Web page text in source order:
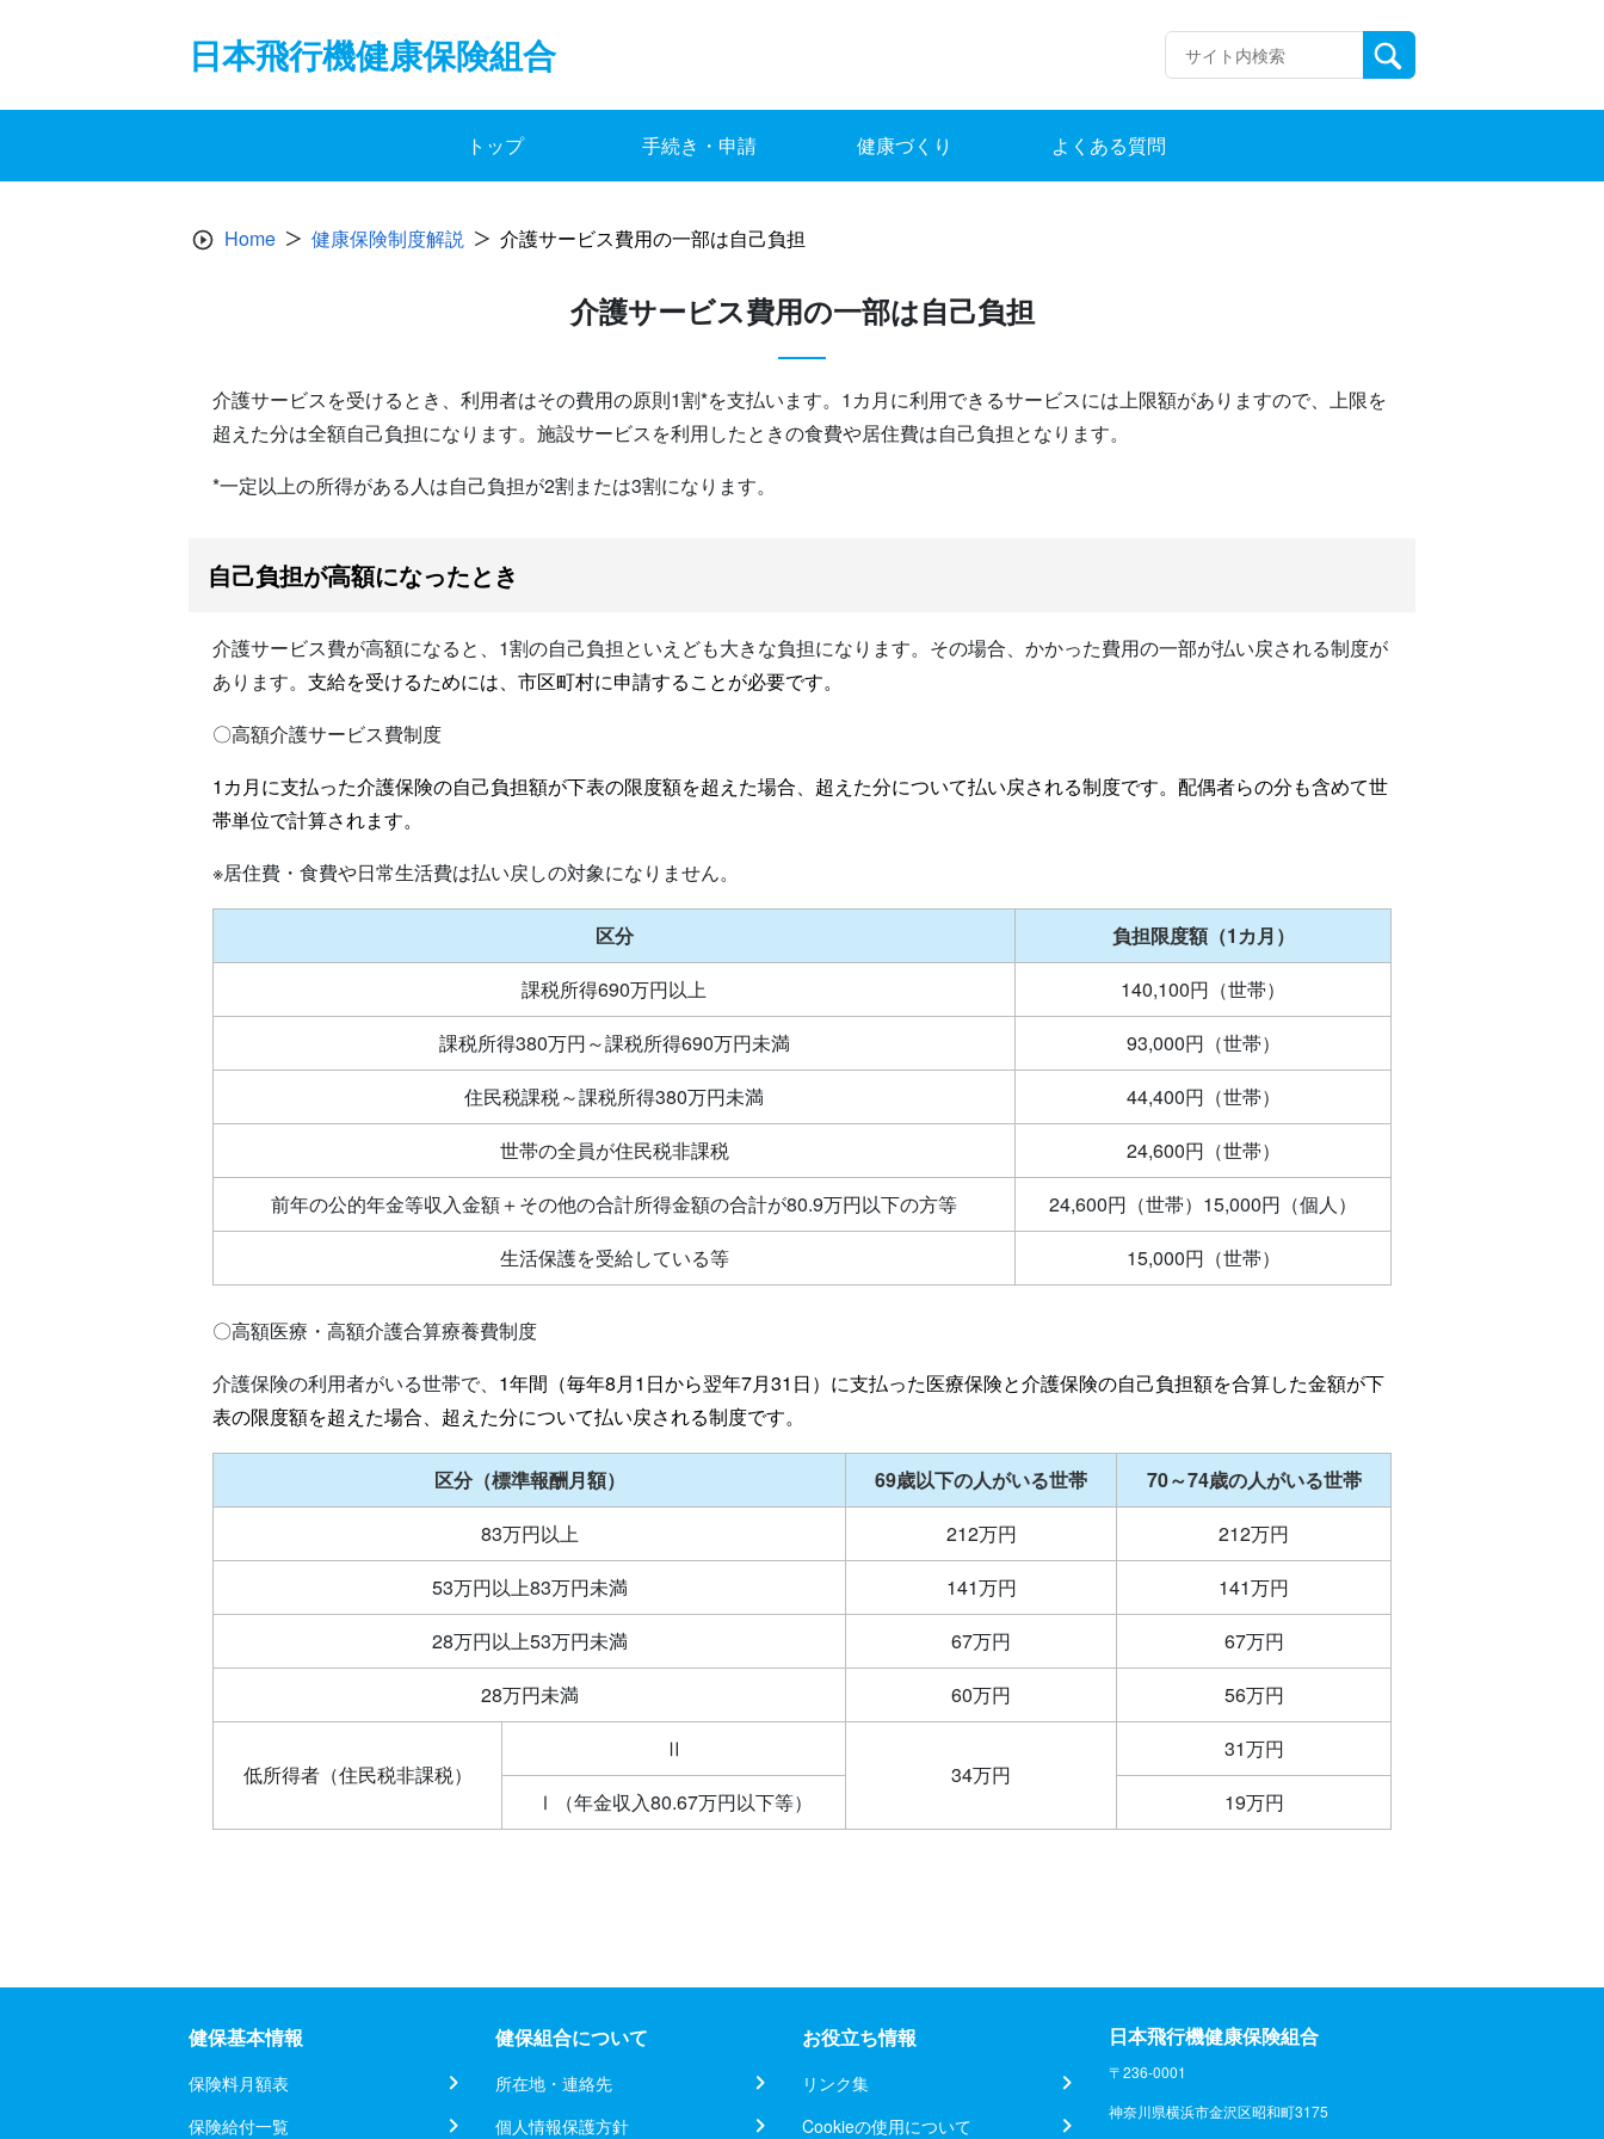
日本飛行機健康保険組合
トップ 手続き・申請 健康づくり よくある質問
Home 健康保険制度解説 介護サービス費用の一部は自己負担
介護サービス費用の一部は自己負担
介護サービスを受けるとき、利用者はその費用の原則1割*を支払います。1カ月に利用できるサービスには上限額がありますので、上限を
超えた分は全額自己負担になります。施設サービスを利用したときの食費や居住費は自己負担となります。
*一定以上の所得がある人は自己負担が2割または3割になります。
自己負担が高額になったとき
介護サービス費が高額になると、1割の自己負担といえども大きな負担になります。その場合、かかった費用の一部が払い戻される制度が
あります。 支給を受けるためには、市区町村に申請することが必要です。
〇高額介護サービス費制度
1カ月に支払った介護保険の自己負担額が下表の限度額を超えた場合、超えた分について払い戻される制度です。配偶者らの分も含めて世
帯単位で計算されます。
※居住費・食費や日常生活費は払い戻しの対象になりません。
区分
負担限度額（1カ月）
課税所得690万円以上
140,100円（世帯）
課税所得380万円～課税所得690万円未満
93,000円（世帯）
住民税課税～課税所得380万円未満
44,400円（世帯）
世帯の全員が住民税非課税
24,600円（世帯）
前年の公的年金等収入金額＋その他の合計所得金額の合計が80.9万円以下の方等
24,600円（世帯）15,000円（個人）
生活保護を受給している等
15,000円（世帯）
〇高額医療・高額介護合算療養費制度
介護保険の利用者がいる世帯で、 1年間（毎年8月1日から翌年7月31日）に支払った医療保険と介護保険の自己負担額を合算した金額が下
表の限度額を超えた場合、超えた分について払い戻される制度です。
区分（標準報酬月額） 69歳以下の人がいる世帯
70～74歳の人がいる世帯
83万円以上
212万円
212万円
53万円以上83万円未満
141万円
141万円
28万円以上53万円未満
67万円
67万円
28万円未満
60万円 56万円
低所得者（住民税非課税）
Ⅱ
34万円
31万円
Ⅰ（年金収入80.67万円以下等）
19万円
健保基本情報
保険料月額表
保険給付一覧
健保組合について
所在地・連絡先
個人情報保護方針
お役立ち情報
リンク集
Cookieの使用について
日本飛行機健康保険組合
〒236-0001
神奈川県横浜市金沢区昭和町3175